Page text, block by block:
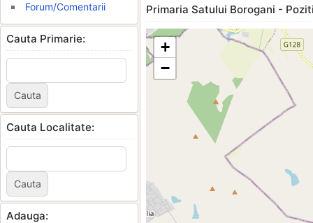
Forum/Comentarii
Cauta Primarie:
Cauta Localitate:
Adauga:
Primaria Satului Borogani -
+
−